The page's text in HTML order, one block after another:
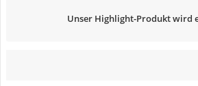
Unser Highlight-Produkt wird